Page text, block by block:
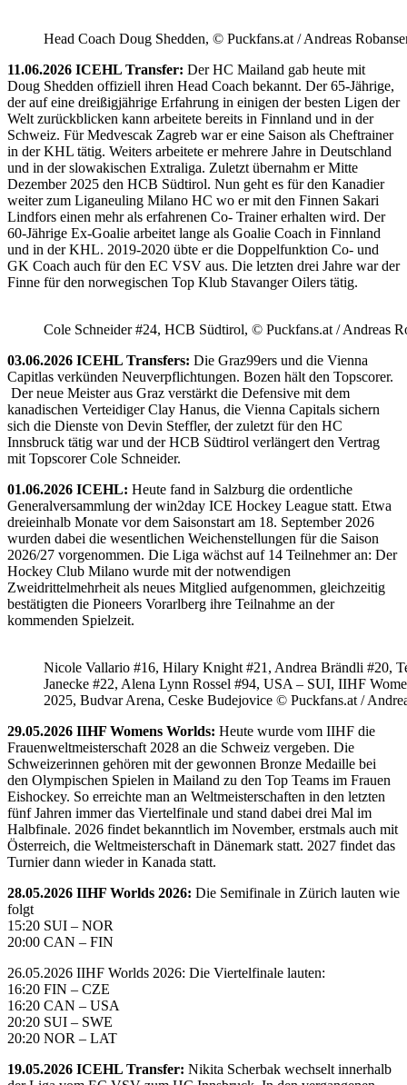
Head Coach Doug Shedden, © Puckfans.at / Andreas
11.06.2026 ICEHL Transfer: Der HC Mailand gab heute mit
Doug Shedden offiziell ihren Head Coach bekannt. Der 65-Jährige,
der auf eine dreißigjährige Erfahrung in einigen der besten Ligen der
Welt zurückblicken kann arbeitete bereits in Finnland und in der
Schweiz. Für Medvescak Zagreb war er eine Saison als Cheftrainer
in der KHL tätig. Weiters arbeitete er mehrere Jahre in Deutschland
und in der slowakischen Extraliga. Zuletzt übernahm er Mitte
Dezember 2025 den HCB Südtirol. Nun geht es für den Kanadier
weiter zum Liganeuling Milano HC wo er mit den Finnen Sakari
Lindfors einen mehr als erfahrenen Co- Trainer erhalten wird. Der
60-Jährige Ex-Goalie arbeitet lange als Goalie Coach in Finnland
und in der KHL. 2019-2020 übte er die Doppelfunktion Co- und
GK Coach auch für den EC VSV aus. Die letzten drei Jahre war der
Finne für den norwegischen Top Klub Stavanger Oilers tätig.
Cole Schneider #24, HCB Südtirol, © Puckfans.at / Andreas
03.06.2026 ICEHL Transfers: Die Graz99ers und die Vienna
Capitlas verkünden Neuverpflichtungen. Bozen hält den Topscorer.
Der neue Meister aus Graz verstärkt die Defensive mit dem
kanadischen Verteidiger Clay Hanus, die Vienna Capitals sichern
sich die Dienste von Devin Steffler, der zuletzt für den HC
Innsbruck tätig war und der HCB Südtirol verlängert den Vertrag
mit Topscorer Cole Schneider.
01.06.2026 ICEHL: Heute fand in Salzburg die ordentliche
Generalversammlung der win2day ICE Hockey League statt. Etwa
dreieinhalb Monate vor dem Saisonstart am 18. September 2026
wurden dabei die wesentlichen Weichenstellungen für die Saison
2026/27 vorgenommen. Die Liga wächst auf 14 Teilnehmer an: Der
Hockey Club Milano wurde mit der notwendigen
Zweidrittelmehrheit als neues Mitglied aufgenommen, gleichzeitig
bestätigten die Pioneers Vorarlberg ihre Teilnahme an der
kommenden Spielzeit.
Nicole Vallario #16, Hilary Knight #21, Andrea Brändli #20,
Janecke #22, Alena Lynn Rossel #94, USA – SUI, IIHF
2025, Budvar Arena, Ceske Budejovice © Puckfans.at /
29.05.2026 IIHF Womens Worlds: Heute wurde vom IIHF die
Frauenweltmeisterschaft 2028 an die Schweiz vergeben. Die
Schweizerinnen gehören mit der gewonnen Bronze Medaille bei
den Olympischen Spielen in Mailand zu den Top Teams im Frauen
Eishockey. So erreichte man an Weltmeisterschaften in den letzten
fünf Jahren immer das Viertelfinale und stand dabei drei Mal im
Halbfinale. 2026 findet bekanntlich im November, erstmals auch mit
Österreich, die Weltmeisterschaft in Dänemark statt. 2027 findet das
Turnier dann wieder in Kanada statt.
28.05.2026 IIHF Worlds 2026: Die Semifinale in Zürich lauten wie
folgt
15:20 SUI – NOR
20:00 CAN – FIN
26.05.2026 IIHF Worlds 2026: Die Viertelfinale lauten:
16:20 FIN – CZE
16:20 CAN – USA
20:20 SUI – SWE
20:20 NOR – LAT
19.05.2026 ICEHL Transfer: Nikita Scherbak wechselt innerhalb